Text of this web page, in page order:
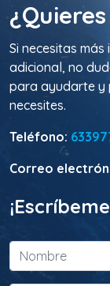
Si necesitas
adicional, no
para ayudarte y
necesites.
Teléfono:
Correo